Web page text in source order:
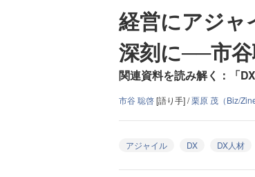
経営にアジャ
深刻に──市谷
関連資料を読み解く：「
市谷 聡啓[語り手] /栗原 茂（Biz/
アジャイル DX DX人材